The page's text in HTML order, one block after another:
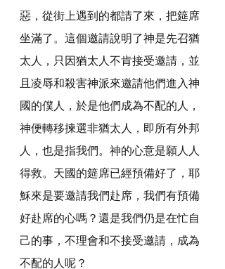
惡，從街上遇到的都請了來，把筵席
坐滿了。這個邀請說明了神是先召猶
太人，只因猶太人不肯接受邀請，並
且凌辱和殺害神派來邀請他們進入神
國的僕人，於是他們成為不配的人，
神便轉移揀選非猶太人，即所有外邦
人，也是指我們。神的心意是願人人
得救。天國的筵席已經預備好了，耶
穌來是要邀請我們赴席，我們有預備
好赴席的心嗎？還是我們仍是在忙自
己的事，不理會和不接受邀請，成為
不配的人呢？